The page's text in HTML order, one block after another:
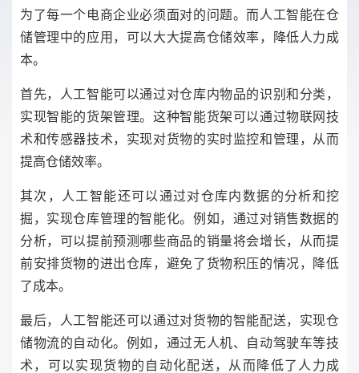
为了每一个电商企业必须面对的问题。而人工智能在仓
储管理中的应用，可以大大提高仓储效率，降低人力成
本。
首先，人工智能可以通过对仓库内物品的识别和分类，
实现智能的货架管理。这种智能货架可以通过物联网技
术和传感器技术，实现对货物的实时监控和管理，从而
提高仓储效率。
其次，人工智能还可以通过对仓库内数据的分析和挖
掘，实现仓库管理的智能化。例如，通过对销售数据的
分析，可以提前预测哪些商品的销量将会增长，从而提
前安排货物的进出仓库，避免了货物积压的情况，降低
了成本。
最后，人工智能还可以通过对货物的智能配送，实现仓
储物流的自动化。例如，通过无人机、自动驾驶车等技
术，可以实现货物的自动化配送，从而降低了人力成